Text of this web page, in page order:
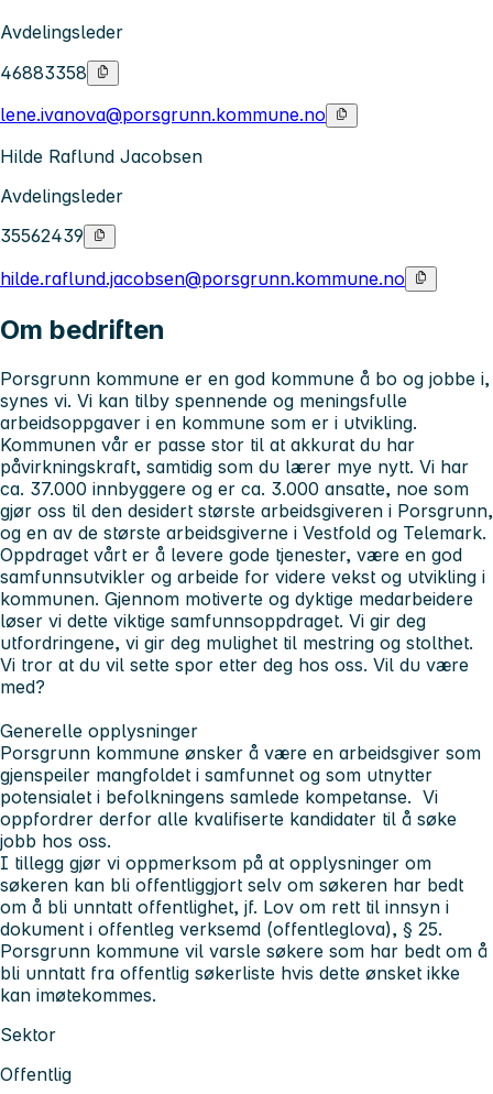
Avdelingsleder
46883358
lene.ivanova@porsgrunn.kommune.no
Hilde Raflund Jacobsen
Avdelingsleder
35562439
hilde.raflund.jacobsen@porsgrunn.kommune.no
Om bedriften
Porsgrunn kommune er en god kommune å bo og jobbe i,
synes vi. Vi kan tilby spennende og meningsfulle
arbeidsoppgaver i en kommune som er i utvikling.
Kommunen vår er passe stor til at akkurat du har
påvirkningskraft, samtidig som du lærer mye nytt. Vi har
ca. 37.000 innbyggere og er ca. 3.000 ansatte, noe som
gjør oss til den desidert største arbeidsgiveren i Porsgrunn,
og en av de største arbeidsgiverne i Vestfold og Telemark.
Oppdraget vårt er å levere gode tjenester, være en god
samfunnsutvikler og arbeide for videre vekst og utvikling i
kommunen. Gjennom motiverte og dyktige medarbeidere
løser vi dette viktige samfunnsoppdraget. Vi gir deg
utfordringene, vi gir deg mulighet til mestring og stolthet.
Vi tror at du vil sette spor etter deg hos oss. Vil du være
med?
Generelle opplysninger
Porsgrunn kommune ønsker å være en arbeidsgiver som
gjenspeiler mangfoldet i samfunnet og som utnytter
potensialet i befolkningens samlede kompetanse. Vi
oppfordrer derfor alle kvalifiserte kandidater til å søke
jobb hos oss.
I tillegg gjør vi oppmerksom på at opplysninger om
søkeren kan bli offentliggjort selv om søkeren har bedt
om å bli unntatt offentlighet, jf. Lov om rett til innsyn i
dokument i offentleg verksemd (offentleglova), § 25.
Porsgrunn kommune vil varsle søkere som har bedt om å
bli unntatt fra offentlig søkerliste hvis dette ønsket ikke
kan imøtekommes.
Sektor
Offentlig